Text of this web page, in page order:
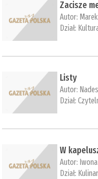
Zacisze
Autor:
Dział:
Listy
Autor:
Dział:
W
Autor:
Dział: